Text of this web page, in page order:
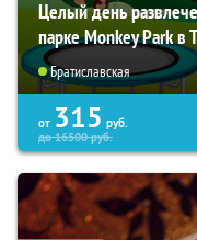
Целый день
парке Monkey Park в
Братиславская
от 315 руб.
до16500руб.